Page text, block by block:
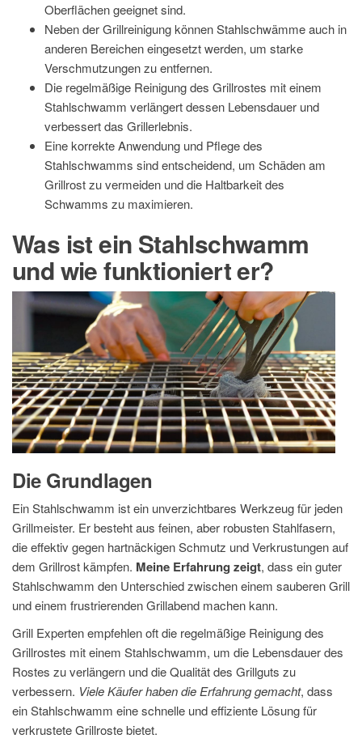
Oberflächen geeignet sind.
Neben der Grillreinigung können Stahlschwämme auch in
anderen Bereichen eingesetzt werden, um starke
Verschmutzungen zu entfernen.
Die regelmäßige Reinigung des Grillrostes mit einem
Stahlschwamm verlängert dessen Lebensdauer und
verbessert das Grillerlebnis.
Eine korrekte Anwendung und Pflege des
Stahlschwamms sind entscheidend, um Schäden am
Grillrost zu vermeiden und die Haltbarkeit des
Schwamms zu maximieren.
Was ist ein Stahlschwamm
und wie funktioniert er?
Die Grundlagen
Ein Stahlschwamm ist ein unverzichtbares Werkzeug für jeden
Grillmeister. Er besteht aus feinen, aber robusten Stahlfasern,
die effektiv gegen hartnäckigen Schmutz und Verkrustungen auf
dem Grillrost kämpfen. Meine Erfahrung zeigt, dass ein guter
Stahlschwamm den Unterschied zwischen einem sauberen Grill
und einem frustrierenden Grillabend machen kann.
Grill Experten empfehlen oft die regelmäßige Reinigung des
Grillrostes mit einem Stahlschwamm, um die Lebensdauer des
Rostes zu verlängern und die Qualität des Grillguts zu
verbessern. Viele Käufer haben die Erfahrung gemacht, dass
ein Stahlschwamm eine schnelle und effiziente Lösung für
verkrustete Grillroste bietet.